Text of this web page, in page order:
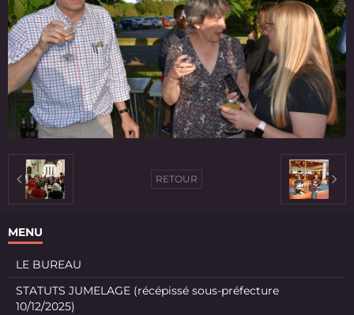
RETOUR
MENU
LE BUREAU
STATUTS JUMELAGE (récépissé sous-préfecture
10/12/2025)